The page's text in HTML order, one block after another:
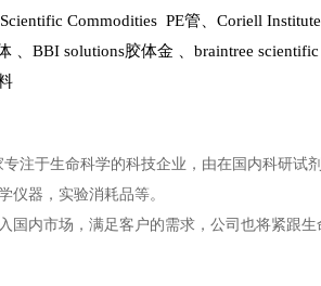
Scientific Commodities PE管 Coriell
BBI solutions胶体金 braintree
专注于生命科学的科技企业，由在国内科研试
仪器，实验消耗品等。
国内市场，满足客户的需求，公司也将紧跟